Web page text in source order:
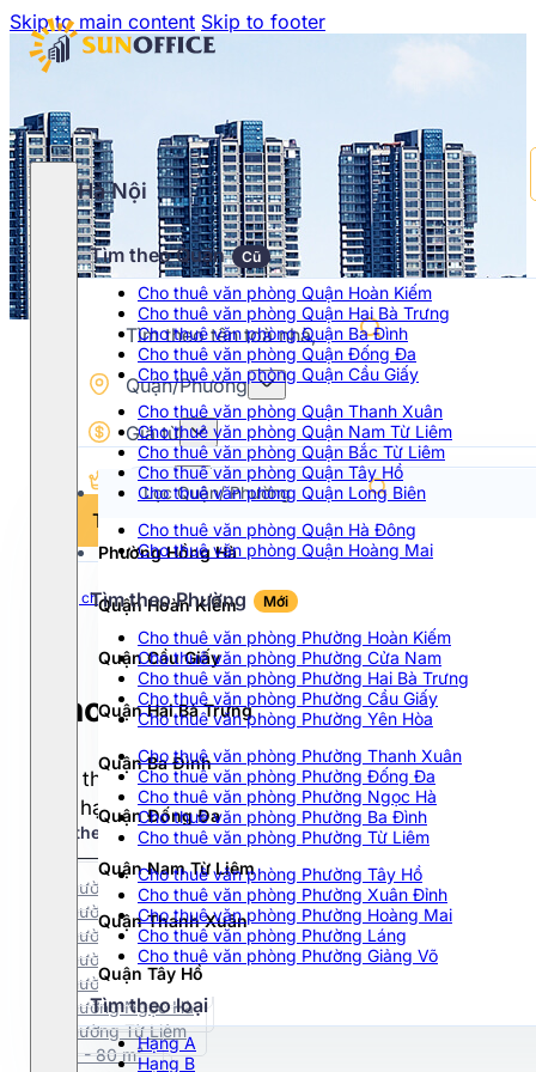
Skip to main content Skip to footer
Hà Nội
Tìm theo Quận Cũ
Cho thuê văn phòng Quận Hoàn Kiếm
Cho thuê văn phòng Quận Hai Bà Trưng
Cho thuê văn phòng Quận Ba Đình
Cho thuê văn phòng Quận Đống Đa
Cho thuê văn phòng Quận Cầu Giấy
Cho thuê văn phòng Quận Thanh Xuân
Cho thuê văn phòng Quận Nam Từ Liêm
Cho thuê văn phòng Quận Bắc Từ Liêm
Cho thuê văn phòng Quận Tây Hồ
Cho thuê văn phòng Quận Long Biên
Cho thuê văn phòng Quận Hà Đông
Cho thuê văn phòng Quận Hoàng Mai
Tìm theo Phường Mới
Cho thuê văn phòng Phường Hoàn Kiếm
Cho thuê văn phòng Phường Cửa Nam
Cho thuê văn phòng Phường Hai Bà Trưng
Cho thuê văn phòng Phường Cầu Giấy
Cho thuê văn phòng Phường Yên Hòa
Cho thuê văn phòng Phường Thanh Xuân
Cho thuê văn phòng Phường Đống Đa
Cho thuê văn phòng Phường Ngọc Hà
Cho thuê văn phòng Phường Ba Đình
Cho thuê văn phòng Phường Từ Liêm
Cho thuê văn phòng Phường Tây Hồ
Cho thuê văn phòng Phường Xuân Đỉnh
Cho thuê văn phòng Phường Hoàng Mai
Cho thuê văn phòng Phường Láng
Cho thuê văn phòng Phường Giảng Võ
Tìm theo loại
Hạng A
Hạng B
Quận/Phường
Phường Hồng Hà
Quận Hoàn Kiếm
Quận Cầu Giấy
Quận Hai Bà Trưng
Quận Ba Đình
Quận Đống Đa
Quận Nam Từ Liêm
Quận Thanh Xuân
Quận Tây Hồ
Quận Hà Đông
Giá từ
Tất cả
40$ - 50$
>50$
Dưới 10$
10$ - 20$
20$ - 30$
30$ - 40$
Hạng
Chọn hạng
Tất cả
Hạng A
Hạng B
Hạng C
Hạng D
Tìm kiếm
Trang chủ Hà Nội Quận Hoàng Mai
Cho thuê văn phòng Đường
Cho thuê văn phòng tại Đường Trương Định phù
nhà hạng A-B-C với đa dạng diện tích từ 100m2
Tìm theo phường Mới
Phường Hoàn Kiếm
Phường Thanh Xuân
Phường Cầu Giấy
Phường Ba Đình
Phường Đống Đa
Phường Ngọc Hà
Phường Từ Liêm
50 - 80 m²